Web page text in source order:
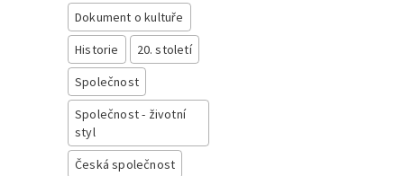
Dokument o kultuře
Historie
20. století
Společnost
Společnost - životní
styl
Česká společnost